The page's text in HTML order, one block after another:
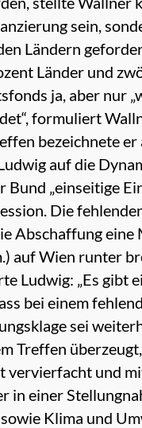
sein,
Ländern
Länder und
ja, aber nur
formuliert
bezeichnete er
auf die
Bund „einseitige
Die
Abschaffung eine
auf Wien runter
Ludwig: „Es gibt
bei einem
sei
Treffen
vervierfacht und
in einer
Klima und